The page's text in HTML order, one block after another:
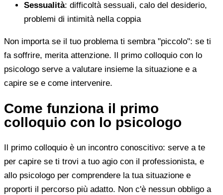
Sessualità: difficoltà sessuali, calo del desiderio,
problemi di intimità nella coppia
Non importa se il tuo problema ti sembra "piccolo": se ti
fa soffrire, merita attenzione. Il primo colloquio con lo
psicologo serve a valutare insieme la situazione e a
capire se e come intervenire.
Come funziona il primo
colloquio con lo psicologo
Il primo colloquio è un incontro conoscitivo: serve a te
per capire se ti trovi a tuo agio con il professionista, e
allo psicologo per comprendere la tua situazione e
proporti il percorso più adatto. Non c'è nessun obbligo a